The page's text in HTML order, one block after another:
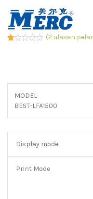
(2 ulasan
MODEL
BEST-LFA1500
Display mode
Print Mode